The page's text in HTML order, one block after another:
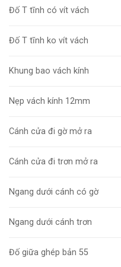
Đố T tĩnh có vít vách
Đố T tĩnh ko vít vách
Khung bao vách kính
Nẹp vách kính 12mm
Cánh cửa đi gờ mở ra
Cánh cửa đi trơn mở ra
Ngang dưới cánh có gờ
Ngang dưới cánh trơn
Đố giữa ghép bản 55